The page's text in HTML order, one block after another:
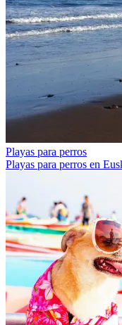
Playas para perros
Playas para perros en